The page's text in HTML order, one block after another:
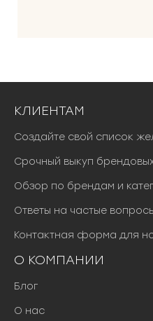
КЛИЕНТАМ
Создайте свой список
Срочный выкуп
Обзор по брендам и
Ответы на частые
Контактная форма для
О КОМПАНИИ
Блог
О нас